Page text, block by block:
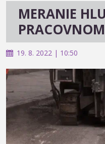
MERANIE
19. 8. 2022 | 10:50